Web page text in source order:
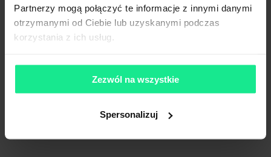
Partnerzy mogą połączyć te informacje z innymi danymi
otrzymanymi od Ciebie lub uzyskanymi podczas
korzystania z ich usług.
Zezwól na wszystkie
Spersonalizuj
gwarantuje dostępności prezentowanych nieruchomości. Weryfikacja
dostępności odbywa się po wysłaniu formularza kontaktowego.